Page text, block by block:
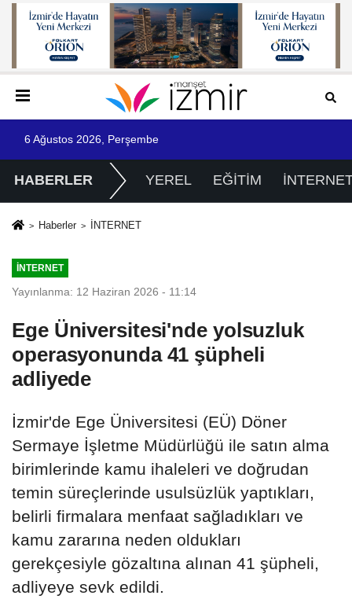
6 Ağustos 2026, Perşembe
HABERLER YEREL EĞİTİM
Haberler İNTERNET
İNTERNET
Yayınlanma: 12 Haziran 2026 - 11:14
Ege Üniversitesi'nde yolsuzluk
operasyonunda 41 şüpheli
adliyede
İzmir'de Ege Üniversitesi (EÜ) Döner
Sermaye İşletme Müdürlüğü ile satın alma
birimlerinde kamu ihaleleri ve doğrudan
temin süreçlerinde usulsüzlük yaptıkları,
belirli firmalara menfaat sağladıkları ve
kamu zararına neden oldukları
gerekçesiyle gözaltına alınan 41 şüpheli,
adliyeye sevk edildi.